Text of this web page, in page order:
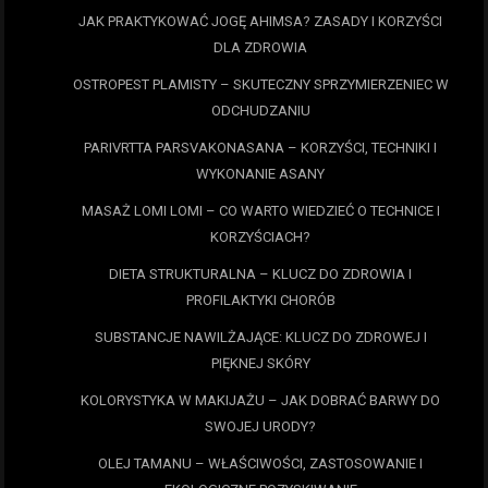
JAK PRAKTYKOWAĆ JOGĘ AHIMSA? ZASADY I KORZYŚCI
DLA ZDROWIA
OSTROPEST PLAMISTY – SKUTECZNY SPRZYMIERZENIEC W
ODCHUDZANIU
PARIVRTTA PARSVAKONASANA – KORZYŚCI, TECHNIKI I
WYKONANIE ASANY
MASAŻ LOMI LOMI – CO WARTO WIEDZIEĆ O TECHNICE I
KORZYŚCIACH?
DIETA STRUKTURALNA – KLUCZ DO ZDROWIA I
PROFILAKTYKI CHORÓB
SUBSTANCJE NAWILŻAJĄCE: KLUCZ DO ZDROWEJ I
PIĘKNEJ SKÓRY
KOLORYSTYKA W MAKIJAŻU – JAK DOBRAĆ BARWY DO
SWOJEJ URODY?
OLEJ TAMANU – WŁAŚCIWOŚCI, ZASTOSOWANIE I